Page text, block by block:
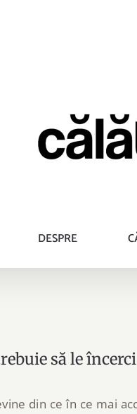
DESPRE
să le
din ce în ce mai